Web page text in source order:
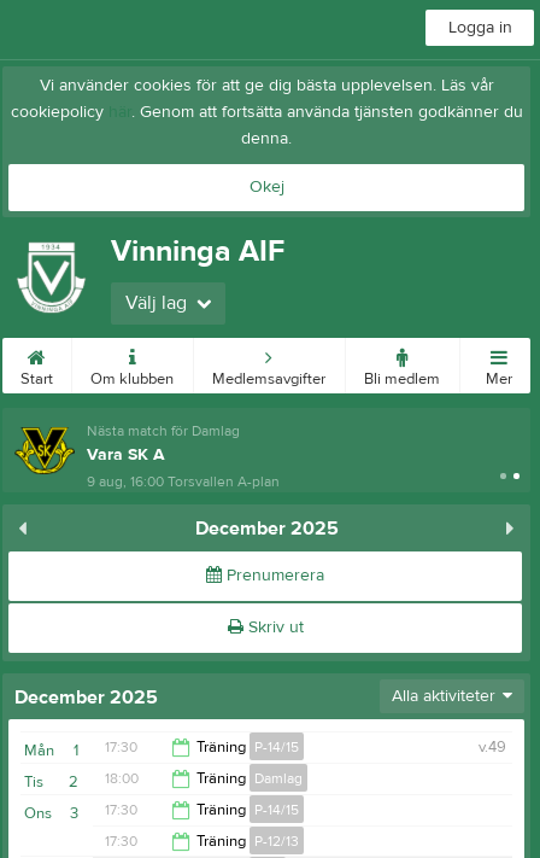
Logga in
Vi använder cookies för att ge dig bästa upplevelsen. Läs vår
cookiepolicy
. Genom att fortsätta använda tjänsten godkänner du
denna.
Okej
Vinninga AIF
Välj lag
Start Om klubben Medlemsavgifter Bli medlem Mer
Nästa match för Damlag
Vara SK A
9 aug, 16:00Torsvallen A-plan
December 2025
Prenumerera
Skriv ut
December 2025 Alla aktiviteter
1
Mån v.49
17:30 Träning P-14/15
18:30
2
Tis 18:00 Träning Damlag
19:30
3
Ons 17:30 Träning P-14/15
17:30 Träning P-12/13